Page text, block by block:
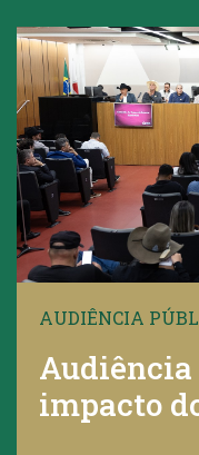
AUDIÊNCIA
impacto